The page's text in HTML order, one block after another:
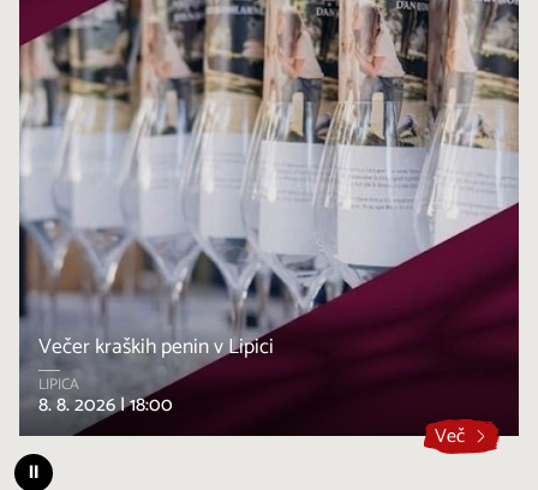
Večer kraških penin v Lipici
LIPICA
8. 8. 2026 |18:00
Več
⏸